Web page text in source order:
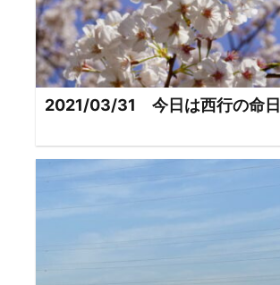
2021/03/31 今日は西行の命日